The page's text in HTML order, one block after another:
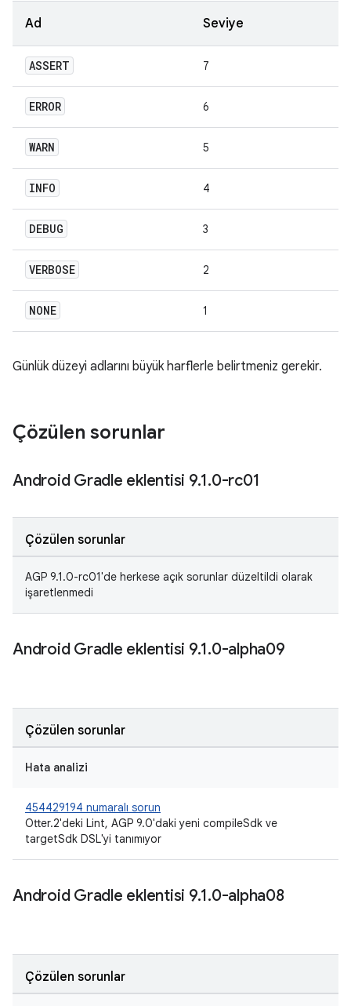
Ad Seviye
ASSERT 7
ERROR 6
WARN 5
INFO 4
DEBUG 3
VERBOSE 2
NONE 1
Günlük düzeyi adlarını büyük harflerle belirtmeniz gerekir.
Çözülen sorunlar
Android Gradle eklentisi 9.1.0-rc01
Çözülen sorunlar
AGP 9.1.0-rc01'de herkese açık sorunlar düzeltildi olarak
işaretlenmedi
Android Gradle eklentisi 9.1.0-alpha09
Çözülen sorunlar
Hata analizi
454429194 numaralı sorun
Otter.2'deki Lint, AGP 9.0'daki yeni compileSdk ve
targetSdk DSL'yi tanımıyor
Android Gradle eklentisi 9.1.0-alpha08
Çözülen sorunlar